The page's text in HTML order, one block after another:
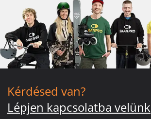
Kérdésed van?
Lépjen kapcsolatba velünk